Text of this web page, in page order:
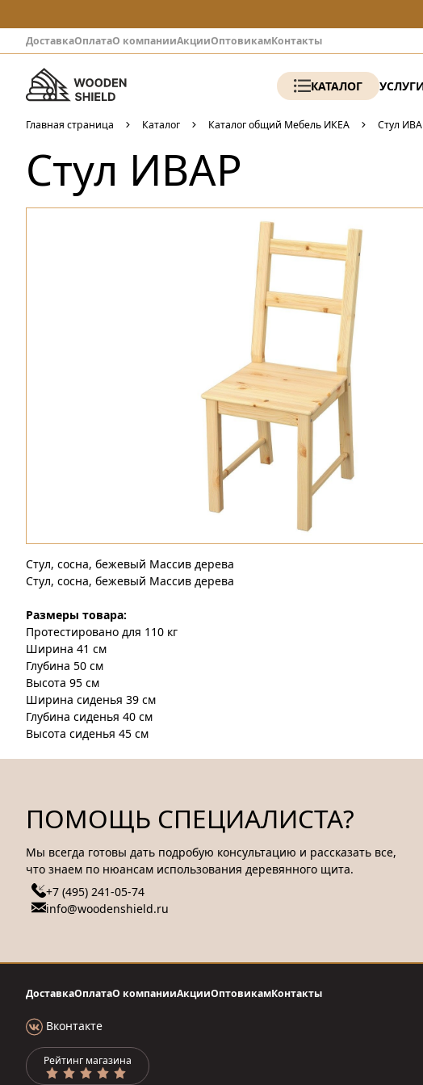
ДоставкаОплатаО компанииАкцииОптовикамКонтакты
КАТАЛОГ
Главная страница Каталог Каталог общий Мебель ИКЕА Стул
Стул ИВАР
Стул, сосна, бежевый Массив дерева
Стул, сосна, бежевый Массив дерева
Размеры товара:
Протестировано для 110 кг
Ширина 41 см
Глубина 50 см
Высота 95 см
Ширина сиденья 39 см
Глубина сиденья 40 см
Высота сиденья 45 см
ПОМОЩЬ СПЕЦИАЛИСТА?
Мы всегда готовы дать подробую консультацию и рассказать все,
что знаем по нюансам использования деревянного щита.
+7 (495) 241-05-74
info@woodenshield.ru
ДоставкаОплатаО компанииАкцииОптовикамКонтакты
Вконтакте
Рейтинг магазина